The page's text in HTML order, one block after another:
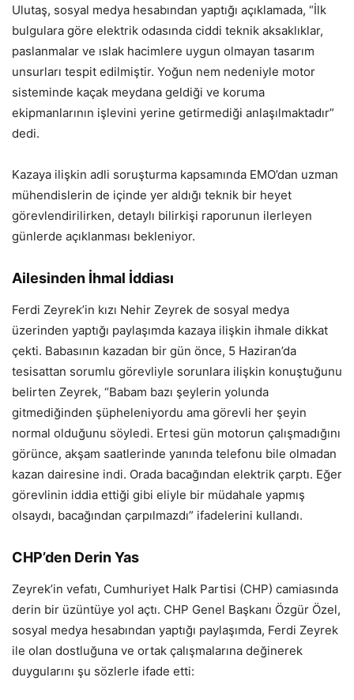
Ulutaş, sosyal medya hesabından yaptığı açıklamada, “İlk
bulgulara göre elektrik odasında ciddi teknik aksaklıklar,
paslanmalar ve ıslak hacimlere uygun olmayan tasarım
unsurları tespit edilmiştir. Yoğun nem nedeniyle motor
sisteminde kaçak meydana geldiği ve koruma
ekipmanlarının işlevini yerine getirmediği anlaşılmaktadır”
dedi.
Kazaya ilişkin adli soruşturma kapsamında EMO’dan uzman
mühendislerin de içinde yer aldığı teknik bir heyet
görevlendirilirken, detaylı bilirkişi raporunun ilerleyen
günlerde açıklanması bekleniyor.
Ailesinden İhmal İddiası
Ferdi Zeyrek’in kızı Nehir Zeyrek de sosyal medya
üzerinden yaptığı paylaşımda kazaya ilişkin ihmale dikkat
çekti. Babasının kazadan bir gün önce, 5 Haziran’da
tesisattan sorumlu görevliyle sorunlara ilişkin konuştuğunu
belirten Zeyrek, “Babam bazı şeylerin yolunda
gitmediğinden şüpheleniyordu ama görevli her şeyin
normal olduğunu söyledi. Ertesi gün motorun çalışmadığını
görünce, akşam saatlerinde yanında telefonu bile olmadan
kazan dairesine indi. Orada bacağından elektrik çarptı. Eğer
görevlinin iddia ettiği gibi eliyle bir müdahale yapmış
olsaydı, bacağından çarpılmazdı” ifadelerini kullandı.
CHP’den Derin Yas
Zeyrek’in vefatı, Cumhuriyet Halk Partisi (CHP) camiasında
derin bir üzüntüye yol açtı. CHP Genel Başkanı Özgür Özel,
sosyal medya hesabından yaptığı paylaşımda, Ferdi Zeyrek
ile olan dostluğuna ve ortak çalışmalarına değinerek
duygularını şu sözlerle ifade etti: